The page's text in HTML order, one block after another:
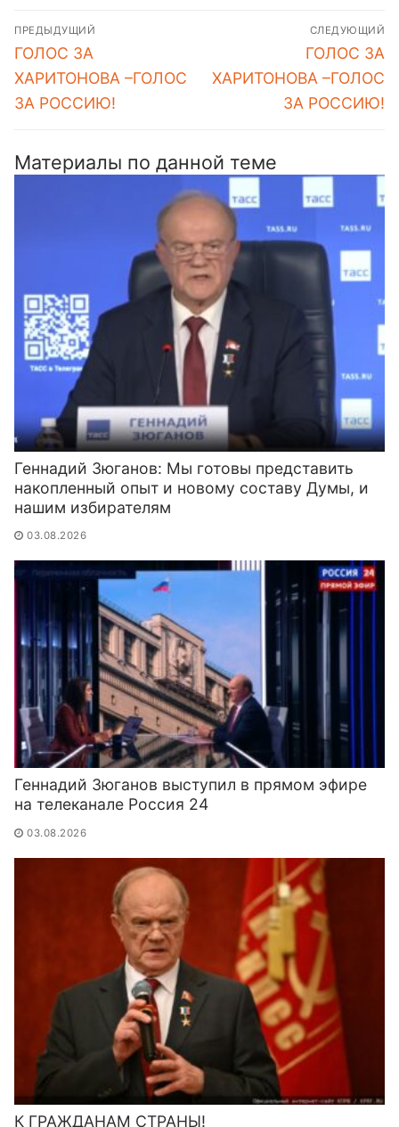
Навигация
по
записям
ПРЕДЫДУЩИЙ
Предыдущая
запись:
ГОЛОС ЗА
ХАРИТОНОВА –ГОЛОС
ЗА РОССИЮ!
СЛЕДУЮЩИЙ
Следующая
запись:
ГОЛОС ЗА
ХАРИТОНОВА –ГОЛОС
ЗА РОССИЮ!
Материалы по данной теме
Геннадий Зюганов: Мы готовы представить
накопленный опыт и новому составу Думы, и
нашим избирателям
03.08.2026
Геннадий Зюганов выступил в прямом эфире
на телеканале Россия 24
03.08.2026
К ГРАЖДАНАМ СТРАНЫ!